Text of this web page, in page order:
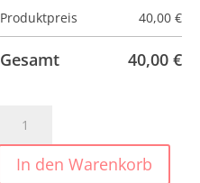
Produktpreis
40,00€
Gesamt 40,00€
Kinder
DtanjaIn den Warenkorb